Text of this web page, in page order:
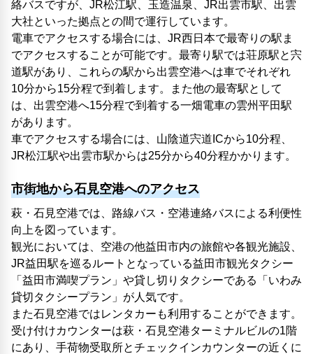
絡バスですが、JR松江駅、玉造温泉、JR出雲市駅、出雲
大社といった拠点との間で運行しています。
電車でアクセスする場合には、JR西日本で最寄りの駅ま
でアクセスすることが可能です。最寄り駅では荘原駅と宍
道駅があり、これらの駅から出雲空港へは車でそれぞれ
10分から15分程で到着します。また他の最寄駅として
は、出雲空港へ15分程で到着する一畑電車の雲州平田駅
があります。
車でアクセスする場合には、山陰道宍道ICから10分程、
JR松江駅や出雲市駅からは25分から40分程かかります。
市街地から石見空港へのアクセス
萩・石見空港では、路線バス・空港連絡バスによる利便性
向上を図っています。
観光においては、空港の他益田市内の旅館や各観光施設、
JR益田駅を巡るルートとなっている益田市観光タクシー
「益田市満喫プラン」や貸し切りタクシーである「いわみ
貸切タクシープラン」が人気です。
また石見空港ではレンタカーも利用することができます。
受け付けカウンターは萩・石見空港ターミナルビルの1階
にあり、手荷物受取所とチェックインカウンターの近くに